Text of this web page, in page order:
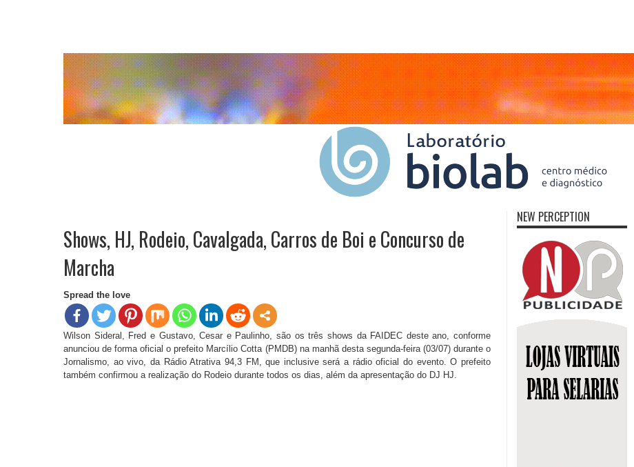
Shows, HJ, Rodeio, Cavalgada, Carros de Boi e Concurso de
Marcha
Spread the love
Wilson Sideral, Fred e Gustavo, Cesar e Paulinho, são os três shows da FAIDEC deste ano, conforme
anunciou de forma oficial o prefeito Marcílio Cotta (PMDB) na manhã desta segunda-feira (03/07) durante o
Jornalismo, ao vivo, da Rádio Atrativa 94,3 FM, que inclusive será a rádio oficial do evento. O prefeito
também confirmou a realização do Rodeio durante todos os dias, além da apresentação do DJ HJ.
NEW PERCEPTION